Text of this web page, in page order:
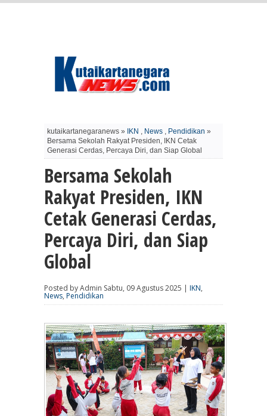
kutaikartanegaranews » IKN , News , Pendidikan »
Bersama Sekolah Rakyat Presiden, IKN Cetak
Generasi Cerdas, Percaya Diri, dan Siap Global
Bersama Sekolah
Rakyat Presiden, IKN
Cetak Generasi Cerdas,
Percaya Diri, dan Siap
Global
Posted by Admin Sabtu, 09 Agustus 2025 | IKN,
News, Pendidikan